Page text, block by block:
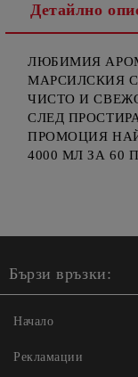
Детайлно
ЛЮБИМИЯ
МАРСИЛСКИЯ
ЧИСТО И
СЛЕД
ПРОМОЦИЯ
4000 МЛ ЗА 60
Бързи връзки:
Начало
Рекламации